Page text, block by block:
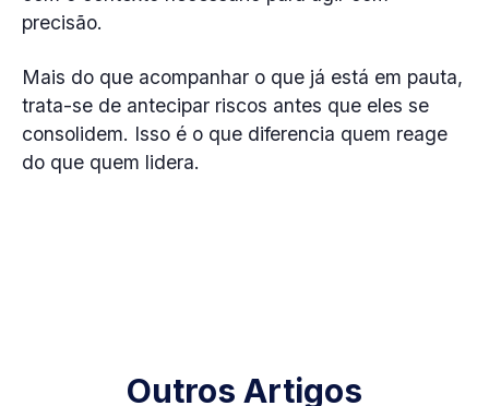
precisão.
Mais do que acompanhar o que já está em pauta,
trata-se de antecipar riscos antes que eles se
consolidem. Isso é o que diferencia quem reage
do que quem lidera.
Outros Artigos